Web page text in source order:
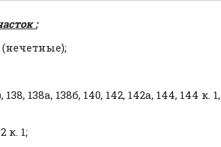
:
(нечетные);
138а, 138б, 140, 142, 142а, 144, 144 к. 1,
к. 1;